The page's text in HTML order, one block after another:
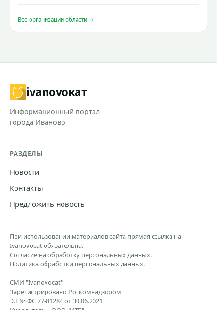
Все организации области →
ivanovoкат
Информационный портал
города Иваново
РАЗДЕЛЫ
Новости
Контакты
Предложить новость
При использовании материалов сайта прямая ссылка на
Ivanovocat обязательна.
Согласие на обработку персональных данных.
Политика обработки персональных данных.
СМИ "Ivanovocat"
Зарегистрировано Роскомнадзором
ЭЛ № ФС 77-81284 от 30.06.2021